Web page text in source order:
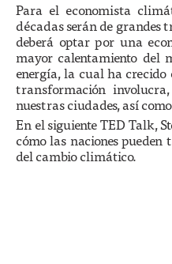
Para el economista
décadas serán de grandes
deberá optar por una
mayor calentamiento del
energía, la cual ha
transformación
nuestras ciudades, así
En el siguiente TED Talk,
cómo las naciones
del cambio climático.